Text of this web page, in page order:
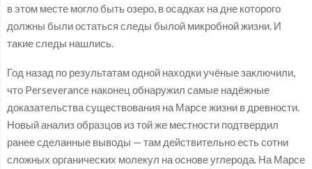
в этом месте могло быть озеро, в осадках на дне которого
должны были остаться следы былой микробной жизни. И
такие следы нашлись.
Год назад по результатам одной находки учёные заключили,
что Perseverance наконец обнаружил самые надёжные
доказательства существования на Марсе жизни в древности.
Новый анализ образцов из той же местности подтвердил
ранее сделанные выводы — там действительно есть сотни
сложных органических молекул на основе углерода. На Марсе